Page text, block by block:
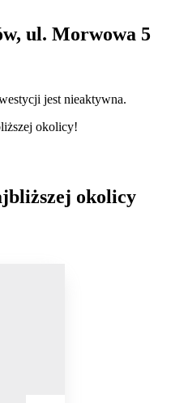
ul. Morwowa 5
jest nieaktywna.
okolicy!
okolicy